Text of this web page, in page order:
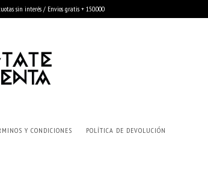
sin interés / Envios gratis + 150.000
Y CONDICIONES POLÍTICA DE DEVOLUCIÓN